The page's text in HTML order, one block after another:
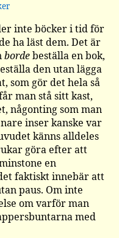
inte böcker i tid för
ha läst dem. Det är
bordebeställa en bok,
den utan lägga
som gör det hela så
man stå sitt kast,
någonting som man
inser kanske var
känns alldeles
göra efter att
en
faktiskt innebär att
paus. Om inte
om varför man
med